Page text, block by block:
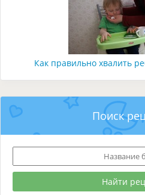
Как правильно хвалить
Поиск